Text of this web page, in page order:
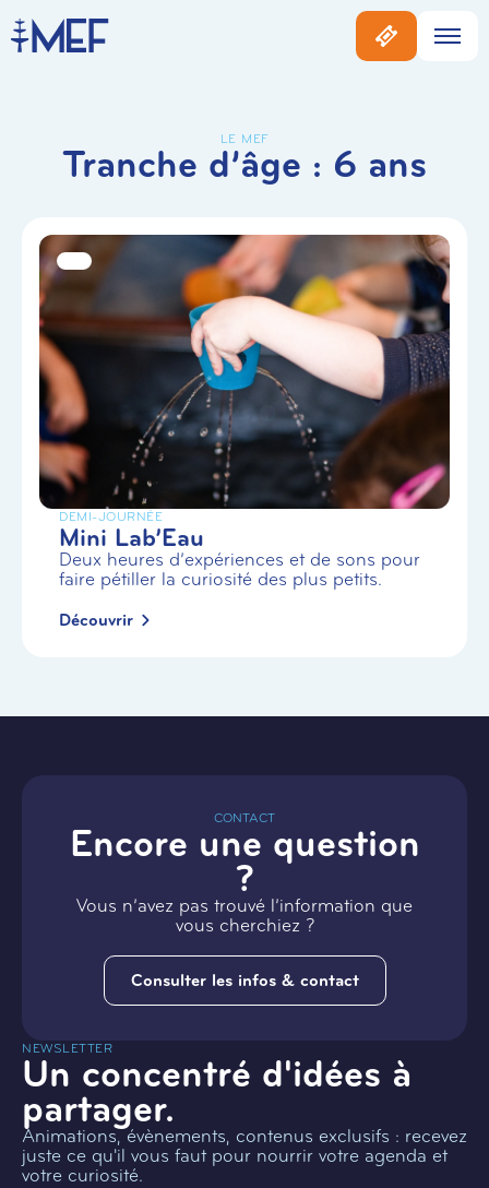
LE MEF
Tranche d’âge : 6 ans
DEMI-JOURNÉE
Mini Lab’Eau
Deux heures d’expériences et de sons pour
faire pétiller la curiosité des plus petits.
Découvrir
CONTACT
Encore une question
?
Vous n’avez pas trouvé l’information que
vous cherchiez ?
Consulter les infos & contact
NEWSLETTER
Un concentré d'idées à
partager.
Animations, évènements, contenus exclusifs : recevez
juste ce qu'il vous faut pour nourrir votre agenda et
votre curiosité.